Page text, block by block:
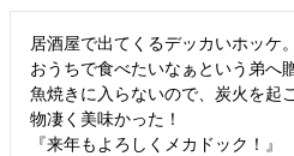
居酒屋で出てくるデッカいホッケ。
おうちで食べたいなぁという弟へ
魚焼きに入らないので、炭火を起
物凄く美味かった！
『来年もよろしくメカドック！』